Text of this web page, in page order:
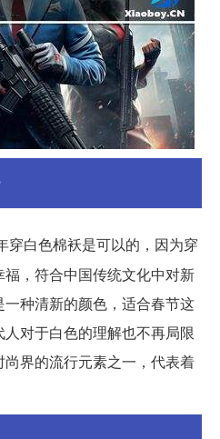
穿白色棉袄是可以的，因为穿
，符合中国传统文化中对新
种清新的颜色，适合春节这
对于白色的理解也不再局限
界的流行元素之一，代表着